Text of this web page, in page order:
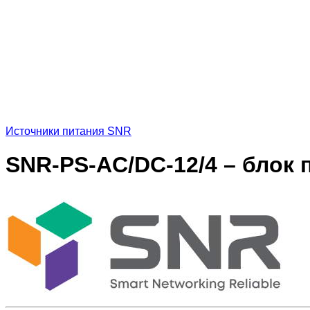
Источники питания SNR
SNR-PS-AC/DC-12/4 – блок